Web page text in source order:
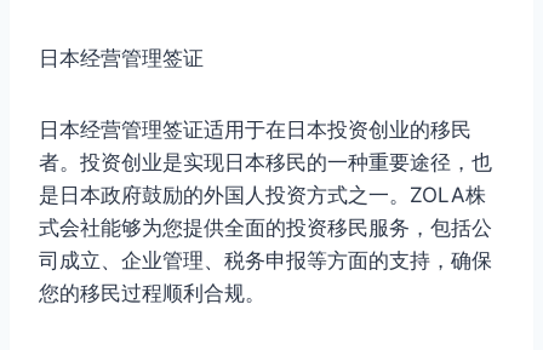
日本经营管理签证
日本经营管理签证适用于在日本投资创业的移民
者。投资创业是实现日本移民的一种重要途径，也
是日本政府鼓励的外国人投资方式之一。ZOLA株
式会社能够为您提供全面的投资移民服务，包括公
司成立、企业管理、税务申报等方面的支持，确保
您的移民过程顺利合规。